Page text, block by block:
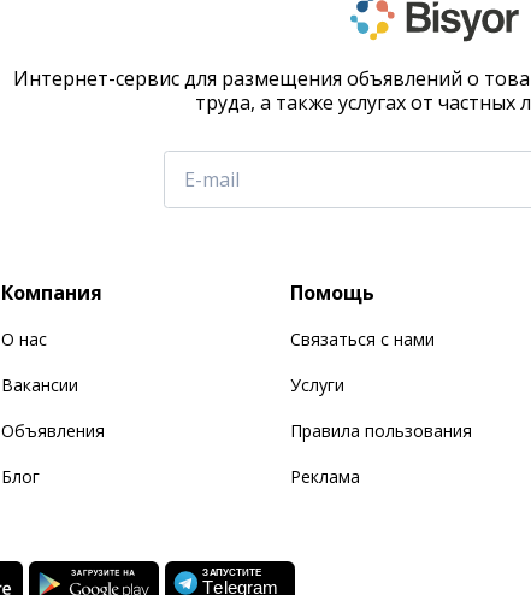
Интернет-сервис для размещения объявлений о
труда, а также услугах от
Компания
О нас
Вакансии
Объявления
Блог
Помощь
Связаться с нами
Услуги
Правила пользования
Реклама